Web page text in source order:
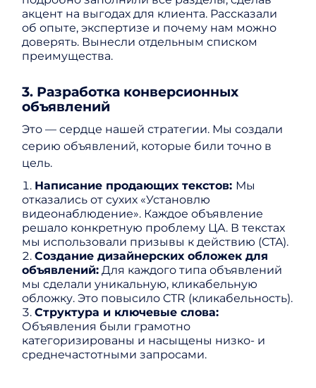
акцент на выгодах для клиента. Рассказали
об опыте, экспертизе и почему нам можно
доверять. Вынесли отдельным списком
преимущества.
3. Разработка конверсионных
объявлений
Это — сердце нашей стратегии. Мы создали
серию объявлений, которые били точно в
цель.
Написание продающих текстов: Мы
отказались от сухих «Установлю
видеонаблюдение». Каждое объявление
решало конкретную проблему ЦА. В текстах
мы использовали призывы к действию (CTA).
Создание дизайнерских обложек для
объявлений:Для каждого типа объявлений
мы сделали уникальную, кликабельную
обложку. Это повысило CTR (кликабельность).
Структура и ключевые слова:
Объявления были грамотно
категоризированы и насыщены низко- и
среднечастотными запросами.